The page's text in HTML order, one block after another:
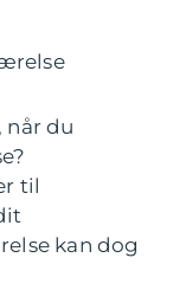
når du
til
kan dog